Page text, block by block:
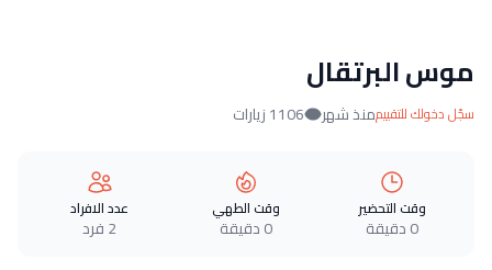
موس البرتقال
سجّل دخولك للتقييممنذ شهر 1106 زيارات
وقت التحضير
0 دقيقة
وقت الطهي
0 دقيقة
عدد الافراد
2 فرد